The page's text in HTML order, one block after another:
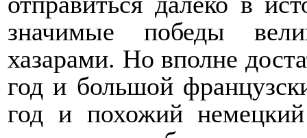
значимые победы
хазарами. Но вполне
год и большой
год и похожий